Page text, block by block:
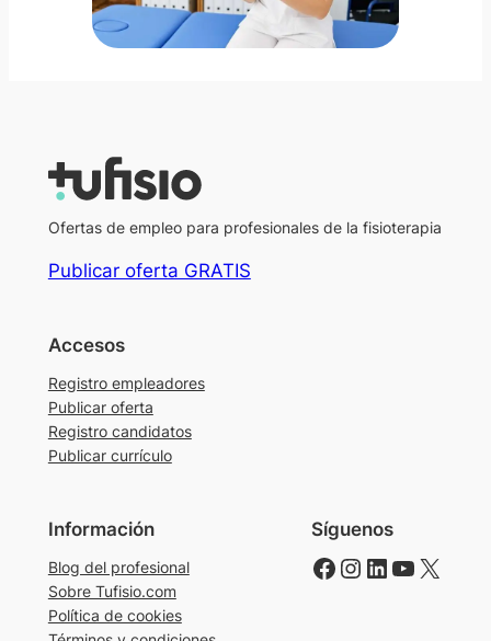
Ofertas de empleo para profesionales de la fisioterapia
Publicar oferta GRATIS
Accesos
Registro empleadores
Publicar oferta
Registro candidatos
Publicar currículo
Información
Blog del profesional
Sobre Tufisio.com
Política de cookies
Síguenos
Facebook Instagram LinkedIn YouTube X